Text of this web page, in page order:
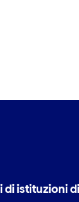
istituzioni